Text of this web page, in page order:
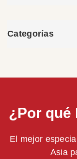
Categorías
¿Por qué
El mejor
Asia